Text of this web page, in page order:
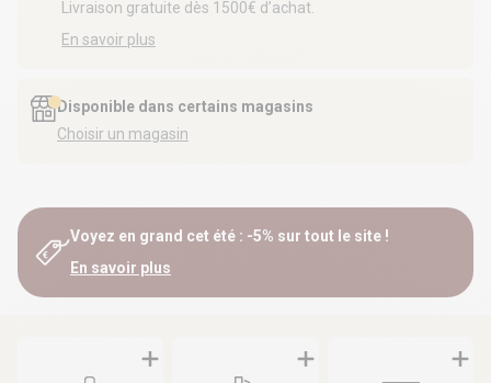
Livraison gratuite dès 1500€ d’achat.
En savoir plus
Disponible dans certains magasins
Choisir un magasin
Voyez en grand cet été : -5% sur tout le site !
En savoir plus